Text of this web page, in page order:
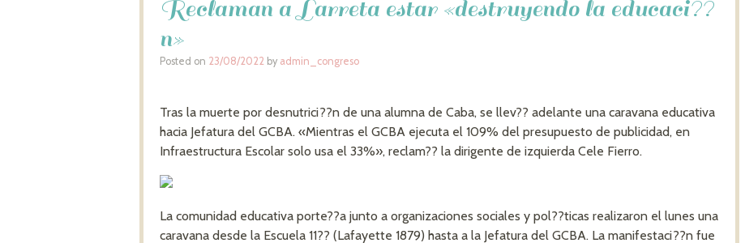
Reclaman a Larreta estar «destruyendo la educaci??
n»
Posted on 23/08/2022 by admin_congreso
Tras la muerte por desnutrici??n de una alumna de Caba, se llev?? adelante una caravana educativa
hacia Jefatura del GCBA. «Mientras el GCBA ejecuta el 109% del presupuesto de publicidad, en
Infraestructura Escolar solo usa el 33%», reclam?? la dirigente de izquierda Cele Fierro.
La comunidad educativa porte??a junto a organizaciones sociales y pol??ticas realizaron el lunes una
caravana desde la Escuela 11?? (Lafayette 1879) hasta a la Jefatura del GCBA. La manifestaci??n fue